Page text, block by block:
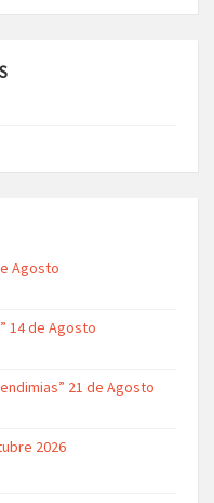
Agosto
14 de Agosto
21 de Agosto
2026